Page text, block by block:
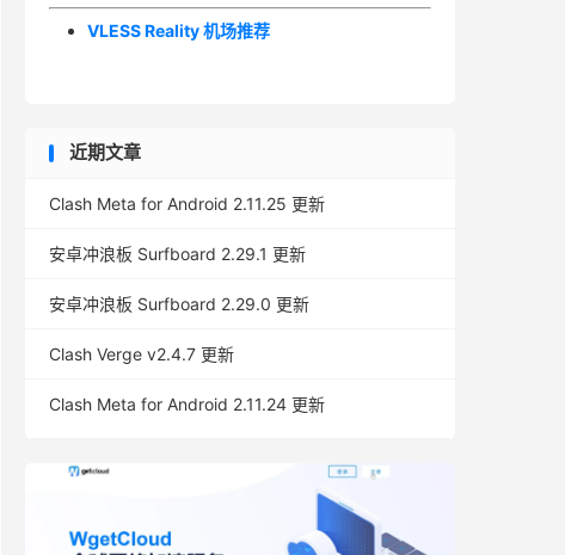
VLESS Reality 机场推荐
近期文章
Clash Meta for Android 2.11.25 更新
安卓冲浪板 Surfboard 2.29.1 更新
安卓冲浪板 Surfboard 2.29.0 更新
Clash Verge v2.4.7 更新
Clash Meta for Android 2.11.24 更新